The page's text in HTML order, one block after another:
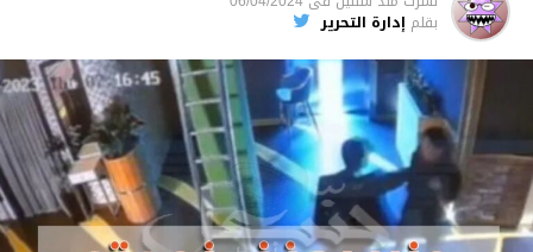
بقلم إدارة التحرير